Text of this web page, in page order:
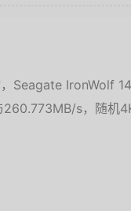
Seagate IronWolf
s，随机